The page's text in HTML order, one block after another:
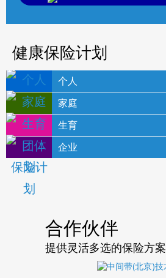
健康保险计划
个人
家庭
生育
企业
合作伙伴
提供灵活多选的保险方案